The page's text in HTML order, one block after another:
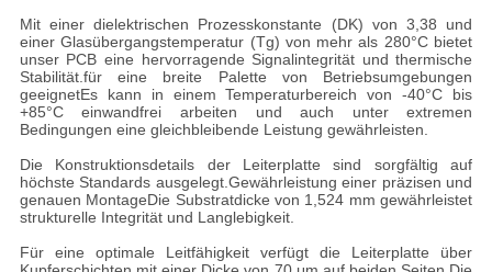
Mit einer dielektrischen Prozesskonstante (DK) von 3,38 und
einer Glasübergangstemperatur (Tg) von mehr als 280°C bietet
unser PCB eine hervorragende Signalintegrität und thermische
Stabilität.für eine breite Palette von Betriebsumgebungen
geeignetEs kann in einem Temperaturbereich von -40°C bis
+85°C einwandfrei arbeiten und auch unter extremen
Bedingungen eine gleichbleibende Leistung gewährleisten.
Die Konstruktionsdetails der Leiterplatte sind sorgfältig auf
höchste Standards ausgelegt.Gewährleistung einer präzisen und
genauen MontageDie Substratdicke von 1,524 mm gewährleistet
strukturelle Integrität und Langlebigkeit.
Für eine optimale Leitfähigkeit verfügt die Leiterplatte über